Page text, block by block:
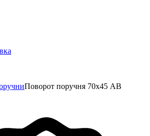
Поворот поручня 70х45 АВ